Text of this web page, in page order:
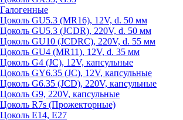
Галогенные
Цоколь GU5.3 (MR16), 12V, d. 50 мм
Цоколь GU5.3 (JCDR), 220V, d. 50 мм
Цоколь GU10 (JCDRC), 220V, d. 55 мм
Цоколь GU4 (MR11), 12V, d. 35 мм
Цоколь G4 (JC), 12V, капсульные
Цоколь GY6.35 (JC), 12V, капсульные
Цоколь G6.35 (JCD), 220V, капсульные
Цоколь G9, 220V, капсульные
Цоколь R7s (Прожекторные)
Цоколь E14, E27